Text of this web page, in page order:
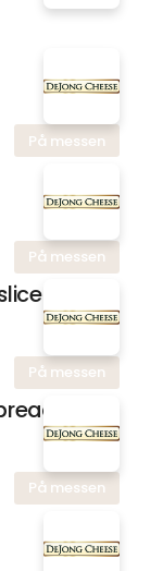
På messen
På messen
På messen
På messen